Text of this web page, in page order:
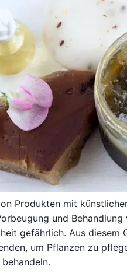
Produkten mit
und
gefährlich. Aus diesem
um Pflanzen zu